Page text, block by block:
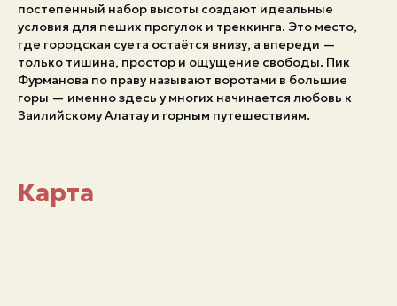
постепенный набор высоты создают идеальные
условия для пеших прогулок и треккинга. Это место,
где городская суета остаётся внизу, а впереди —
только тишина, простор и ощущение свободы. Пик
Фурманова по праву называют воротами в большие
горы — именно здесь у многих начинается любовь к
Заилийскому Алатау и горным путешествиям.
Карта